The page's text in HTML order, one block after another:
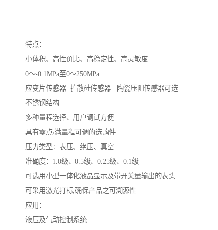
特点：
小体积、高性价比、高稳定性、高灵敏度
0～-0.1MPa至0～250MPa
应变片传感器 扩散硅传感器 陶瓷压阻传感器可选
不锈钢结构
多种量程选择、用户调试方便
具有零点/满量程可调的选购件
压力类型：表压、绝压、真空
准确度：1.0级、0.5级、0.25级、0.1级
可选用小型一体化液晶显示及带开关量输出的表头
可采用激光打标,确保产品之可溯源性
应用：
液压及气动控制系统